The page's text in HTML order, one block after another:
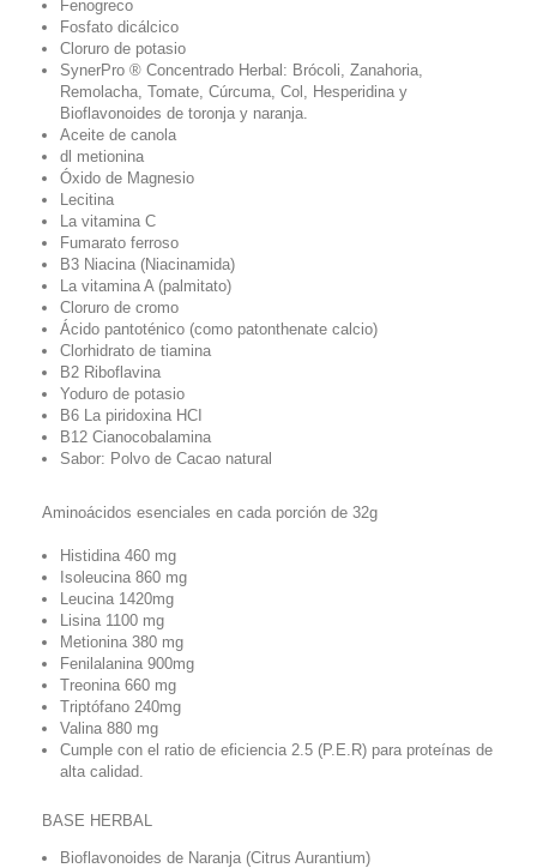
Fenogreco
Fosfato dicálcico
Cloruro de potasio
SynerPro ® Concentrado Herbal: Brócoli, Zanahoria,
Remolacha, Tomate, Cúrcuma, Col, Hesperidina y
Bioflavonoides de toronja y naranja.
Aceite de canola
dl metionina
Óxido de Magnesio
Lecitina
La vitamina C
Fumarato ferroso
B3 Niacina (Niacinamida)
La vitamina A (palmitato)
Cloruro de cromo
Ácido pantoténico (como patonthenate calcio)
Clorhidrato de tiamina
B2 Riboflavina
Yoduro de potasio
B6 La piridoxina HCI
B12 Cianocobalamina
Sabor: Polvo de Cacao natural
Aminoácidos esenciales en cada porción de 32g
Histidina 460 mg
Isoleucina 860 mg
Leucina 1420mg
Lisina 1100 mg
Metionina 380 mg
Fenilalanina 900mg
Treonina 660 mg
Triptófano 240mg
Valina 880 mg
Cumple con el ratio de eficiencia 2.5 (P.E.R) para proteínas de
alta calidad.
BASE HERBAL
Bioflavonoides de Naranja (Citrus Aurantium)